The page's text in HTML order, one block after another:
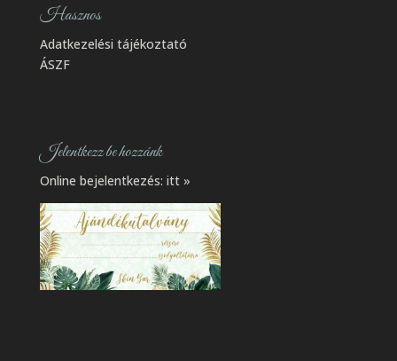
Hasznos
Adatkezelési tájékoztató
ÁSZF
Jelentkezz be hozzánk
Online bejelentkezés: itt »